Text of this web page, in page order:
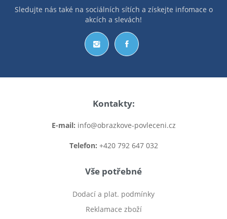
Sledujte nás také na sociálních sítích a získejte infomace o
akcích a slevách!
Kontakty:
E-mail: info@obrazkove-povleceni.cz
Telefon: +420 792 647 032
Vše potřebné
Dodací a plat. podmínky
Reklamace zboží